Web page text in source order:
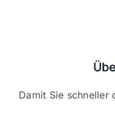
Damit Sie schneller